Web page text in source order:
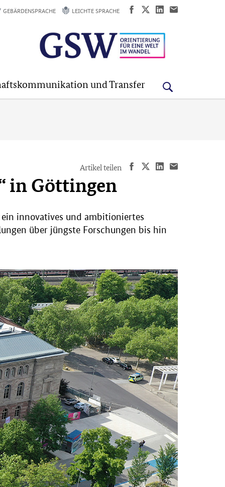
und Transfer
GEBÄRDENSPRACHE LEICHTE SPRACHE
Artikel teilen
in Göttingen
innovatives und ambitioniertes
über jüngste Forschungen bis hin